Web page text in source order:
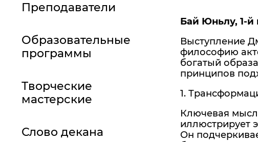
Преподаватели
Образовательные
программы
Творческие
мастерские
Слово декана
Бай Юньлу, 1-й
Выступление
философию
богатый
принципов
1.
Ключевая
иллюстрирует
Он